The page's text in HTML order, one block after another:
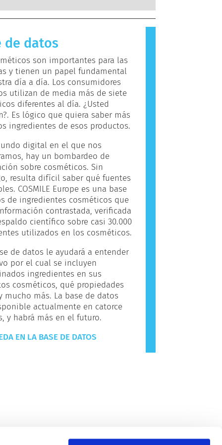
sustancias que son inofensivas
de las personas. Una
causa una reacción alérgica se
Los cosméticos y productos
que pueden resultar alergénicos
personas. Esto no significa que
no sea seguro para que otros lo
de datos
son importantes para las
y tienen un papel fundamental
día a día. Los consumidores
utilizan de media más de siete
diferentes al día. ¿Usted
Es lógico que quiera saber más
ingredientes de esos productos.
digital en el que nos
hay un bombardeo de
sobre cosméticos. Sin
resulta difícil saber qué fuentes
COSMILE Europe es una base
de ingredientes cosméticos que
contrastada, verificada
científico sobre casi 30.000
utilizados en los cosméticos.
de datos le ayudará a entender
por el cual se incluyen
ingredientes en sus
cosméticos, qué propiedades
mucho más. La base de datos
actualmente en catorce
y habrá más en el futuro.
EN LA BASE DE DATOS